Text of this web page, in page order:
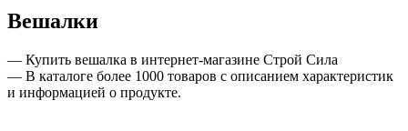
Вешалки
— Купить вешалка в интернет-магазине Строй Сила
— В каталоге более 1000 товаров с описанием характеристик
и информацией о продукте.